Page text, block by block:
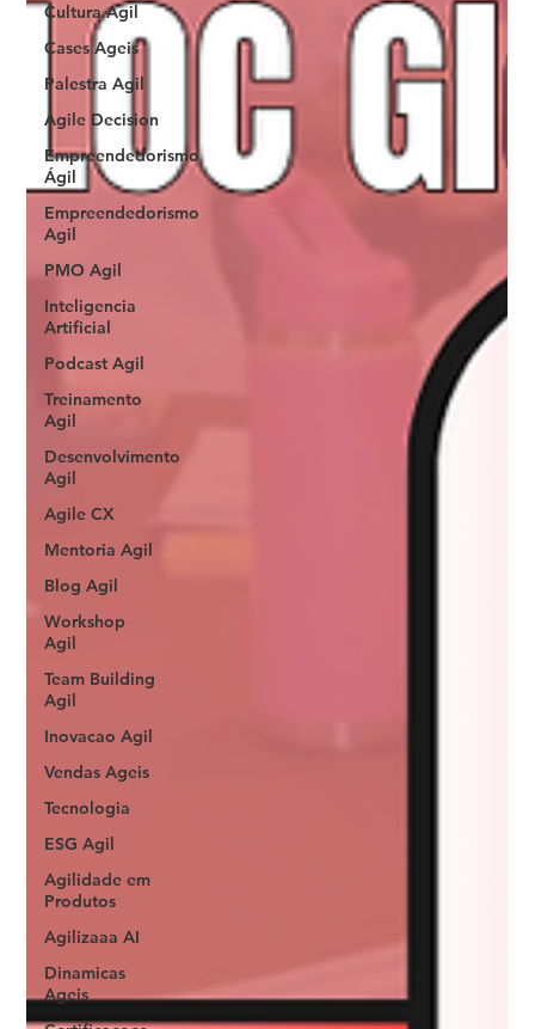
Cultura Agil
Cases Ageis
Palestra Agil
Agile Decision
Empreendedorismo
Ágil
Empreendedorismo
Agil
PMO Agil
Inteligencia
Artificial
Podcast Agil
Treinamento
Agil
Desenvolvimento
Agil
Agile CX
Mentoria Agil
Blog Agil
Workshop
Agil
Team Building
Agil
Inovacao Agil
Vendas Ageis
Tecnologia
ESG Agil
Agilidade em
Produtos
Agilizaaa AI
Dinamicas
Ageis